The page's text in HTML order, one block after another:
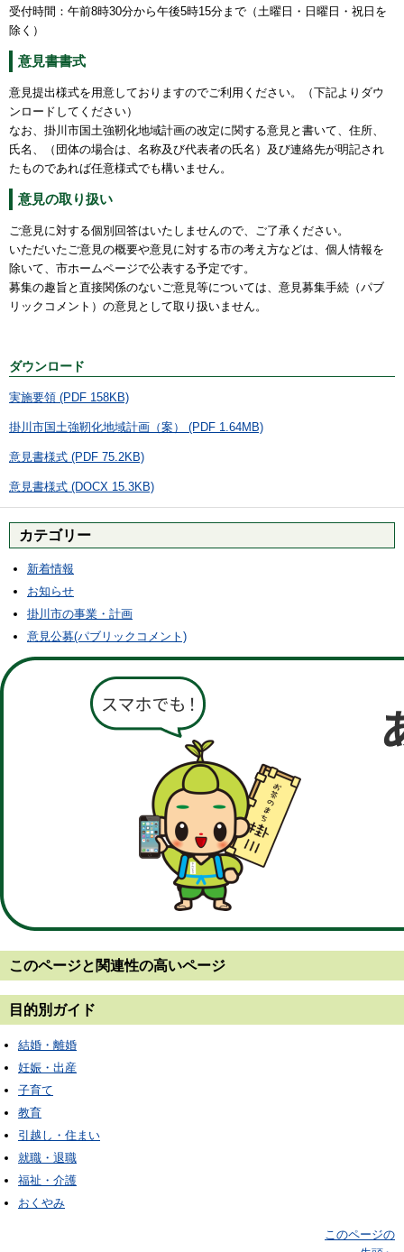
受付時間：午前8時30分から午後5時15分まで（土曜日・日曜日・祝日を
除く）
意見書書式
意見提出様式を用意しておりますのでご利用ください。（下記よりダウ
ンロードしてください）
なお、 掛川市国土強靭化地域計画の改定に関する意見 と書いて、住所、
氏名、（団体の場合は、名称及び代表者の氏名）及び連絡先が明記され
たものであれば任意様式でも構いません。
意見の取り扱い
ご意見に対する個別回答はいたしませんので、ご了承ください。
いただいたご意見の概要や意見に対する市の考え方などは、個人情報を
除いて、市ホームページで公表する予定です。
募集の趣旨と直接関係のないご意見等については、意見募集手続（パブ
リックコメント）の意見として取り扱いません。
ダウンロード
実施要領 (PDF 158KB)
掛川市国土強靭化地域計画（案） (PDF 1.64MB)
意見書様式 (PDF 75.2KB)
意見書様式 (DOCX 15.3KB)
カテゴリー
新着情報
お知らせ
掛川市の事業・計画
意見公募(パブリックコメント)
このページと 関連性の高いページ
目的別ガイド
結婚・離婚
妊娠・出産
子育て
教育
引越し・住まい
就職・退職
福祉・介護
おくやみ
このページの